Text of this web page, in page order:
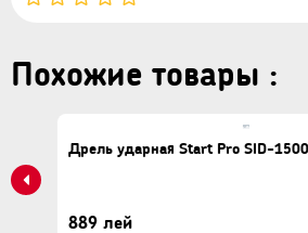
Похожие товары :
Дрель ударная Start Pro SID-1500
889 лей